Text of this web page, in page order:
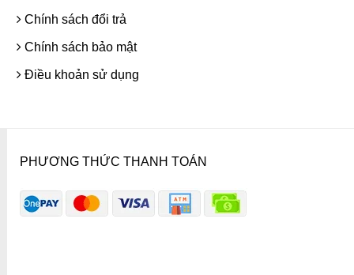
Chính sách đổi trả
Chính sách bảo mật
Điều khoản sử dụng
PHƯƠNG THỨC THANH TOÁN